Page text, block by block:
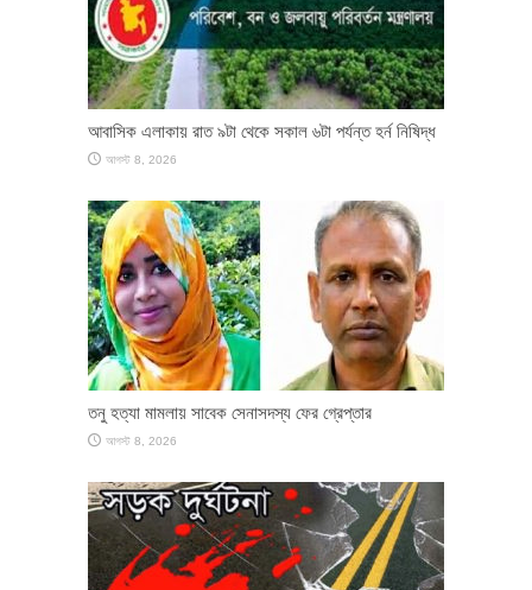
আবাসিক এলাকায় রাত ৯টা থেকে সকাল ৬টা পর্যন্ত হর্ন নিষিদ্ধ
আগস্ট 8, 2026
তনু হত্যা মামলায় সাবেক সেনাসদস্য ফের গ্রেপ্তার
আগস্ট 8, 2026